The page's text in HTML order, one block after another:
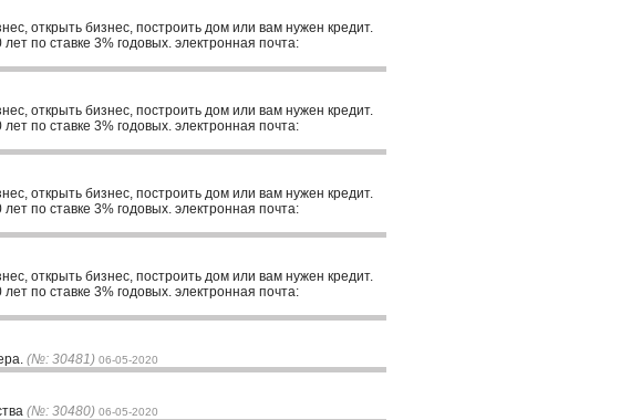
открыть бизнес, построить дом или вам нужен кредит.
по ставке 3% годовых. электронная почта:
открыть бизнес, построить дом или вам нужен кредит.
по ставке 3% годовых. электронная почта:
открыть бизнес, построить дом или вам нужен кредит.
по ставке 3% годовых. электронная почта:
открыть бизнес, построить дом или вам нужен кредит.
по ставке 3% годовых. электронная почта:
(№: 30481) 06-05-2020
(№: 30480) 06-05-2020